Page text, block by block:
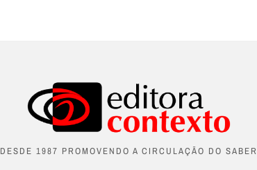
DESDE 1987 PROMOVENDO A CIRCULAÇÃO DO SABER